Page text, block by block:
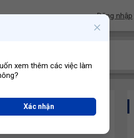
Đăng nhập
xem thêm các việc làm
Xác nhận